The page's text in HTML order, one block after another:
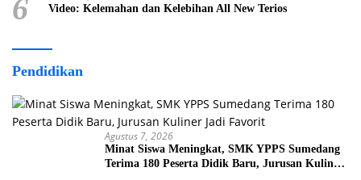
6 Video: Kelemahan dan Kelebihan All New Terios
Pendidikan
Agustus 7, 2026
Minat Siswa Meningkat, SMK YPPS Sumedang
Terima 180 Peserta Didik Baru, Jurusan Kuliner